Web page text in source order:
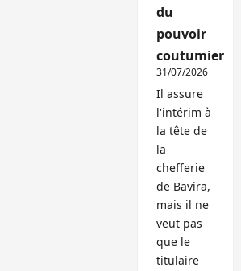
du
pouvoir
coutumier
31/07/2026
Il assure
l'intérim à
la tête de
la
chefferie
de Bavira,
mais il ne
veut pas
que le
titulaire